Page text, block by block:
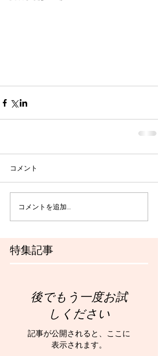
特集記事
コメント
コメントを追加…
後でもう一度お試
しください
記事が公開されると、ここに
表示されます。